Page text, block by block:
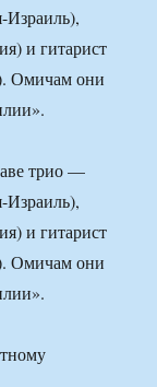
Израиль),
и гитарист
Омичам они
трио —
Израиль),
и гитарист
Омичам они